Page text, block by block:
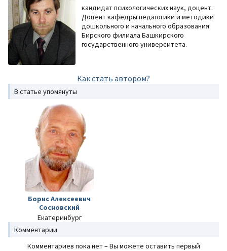
кандидат психологических наук, доцент.
Доцент кафедры педагогики и методики
дошкольного и начального образования
Бирского филиала Башкирского
государственного университета.
Как стать автором?
В статье упомянуты
Борис Алексеевич
Сосновский
Екатеринбург
Комментарии
Комментариев пока нет – Вы можете оставить первый